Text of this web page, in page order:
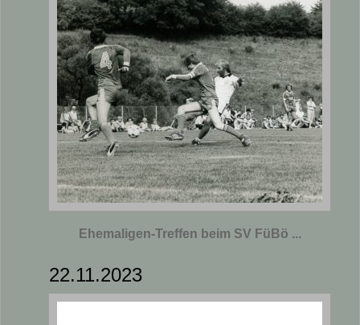
Ehemaligen-Treffen beim SV FüBö ...
22.11.2023